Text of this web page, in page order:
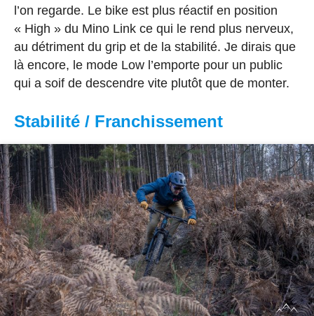
l’on regarde. Le bike est plus réactif en position
« High » du Mino Link ce qui le rend plus nerveux,
au détriment du grip et de la stabilité. Je dirais que
là encore, le mode Low l’emporte pour un public
qui a soif de descendre vite plutôt que de monter.
Stabilité / Franchissement